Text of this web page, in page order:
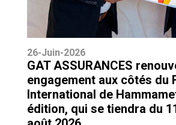
26-Juin-2026
GAT ASSURANCES
engagement aux côtés du
International de
édition, qui se tiendra du